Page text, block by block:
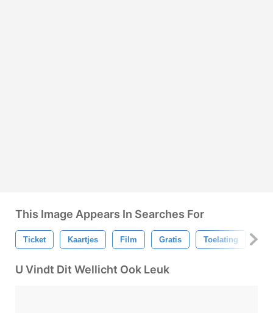
This Image Appears In Searches For
Ticket Kaartjes Film Gratis Toelating
U Vindt Dit Wellicht Ook Leuk